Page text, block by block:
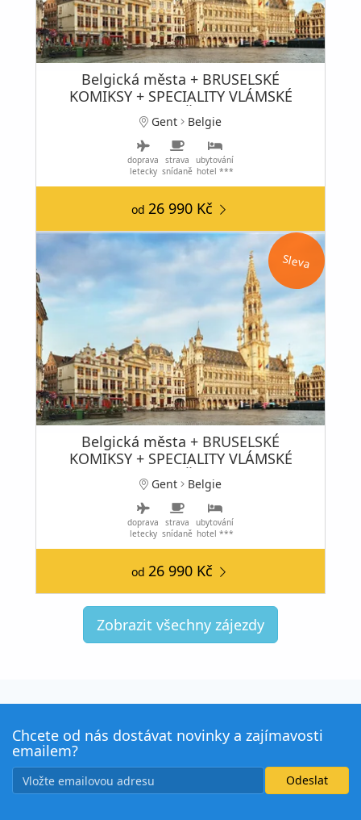
Belgická města + BRUSELSKÉ
KOMIKSY + SPECIALITY VLÁMSKÉ
KUCHYNĚ
Gent Belgie
doprava
letecky
strava
snídaně
ubytování
hotel ***
od 26 990 Kč
Sleva
Belgická města + BRUSELSKÉ
KOMIKSY + SPECIALITY VLÁMSKÉ
KUCHYNĚ
Gent Belgie
doprava
letecky
strava
snídaně
ubytování
hotel ***
od 26 990 Kč
Zobrazit všechny zájezdy
Chcete od nás dostávat novinky a zajímavosti
emailem?